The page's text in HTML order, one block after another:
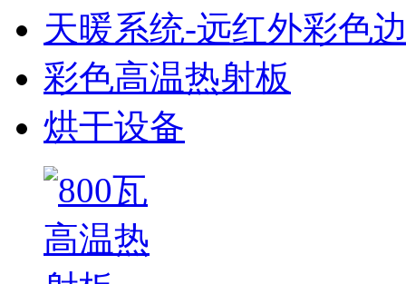
天暖系统-远红外彩色
彩色高温热射板
烘干设备